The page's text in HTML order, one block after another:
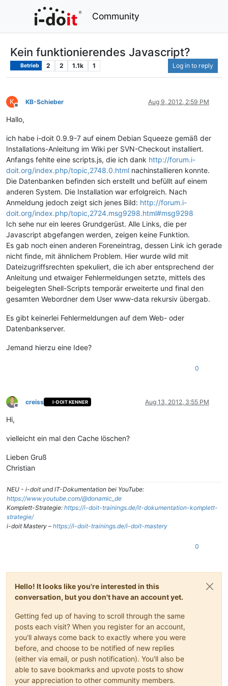
Community
Kein funktionierendes Javascript?
Betrieb 2 2 1.1k 1 Log in to reply
K
Offline
KB-Schieber Aug 9, 2012, 2:59 PM
Hallo,
ich habe i-doit 0.9.9-7 auf einem Debian Squeeze gemäß der
Installations-Anleitung im Wiki per SVN-Checkout installiert.
Anfangs fehlte eine scripts.js, die ich dank http://forum.i-
doit.org/index.php/topic,2748.0.html nachinstallieren konnte.
Die Datenbanken befinden sich erstellt und befüllt auf einem
anderen System. Die Installation war erfolgreich. Nach
Anmeldung jedoch zeigt sich jenes Bild: http://forum.i-
doit.org/index.php/topic,2724.msg9298.html#msg9298
Ich sehe nur ein leeres Grundgerüst. Alle Links, die per
Javascript abgefangen werden, zeigen keine Funktion.
Es gab noch einen anderen Foreneintrag, dessen Link ich gerade
nicht finde, mit ähnlichem Problem. Hier wurde wild mit
Dateizugriffsrechten spekuliert, die ich aber entsprechend der
Anleitung und etwaiger Fehlermeldungen setzte, mittels des
beigelegten Shell-Scripts temporär erweiterte und final den
gesamten Webordner dem User www-data rekursiv übergab.
Es gibt keinerlei Fehlermeldungen auf dem Web- oder
Datenbankserver.
Jemand hierzu eine Idee?
0
Offline
creiss I-DOIT KENNER Aug 13, 2012, 3:55 PM
Hi,
vielleicht ein mal den Cache löschen?
Lieben Gruß
Christian
NEU - i-doit und IT-Dokumentation bei YouTube:
https://www.youtube.com/@donamic_de
Komplett-Strategie: https://i-doit-trainings.de/it-dokumentation-komplett-
strategie/
i-doit Mastery – https://i-doit-trainings.de/i-doit-mastery
0
Hello! It looks like you're interested in this
conversation, but you don't have an account yet.
Getting fed up of having to scroll through the same
posts each visit? When you register for an account,
you'll always come back to exactly where you were
before, and choose to be notified of new replies
(either via email, or push notification). You'll also be
able to save bookmarks and upvote posts to show
your appreciation to other community members.